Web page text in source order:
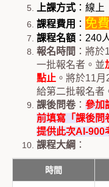
上課方式 ：線上
課程費用 ： 免費
課程名額 ：240
報名時間 ：將
一批報名者。並
點止 。將於11
給第二批報名者
課後問卷： 參加
前填寫「課後問
提供此次AI-900
課程大綱 ：
時間